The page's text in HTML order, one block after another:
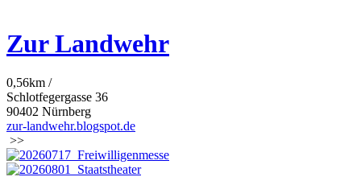
Zur Landwehr
0,56km /
Schlotfegergasse 36
90402 Nürnberg
zur-landwehr.blogspot.de
>>